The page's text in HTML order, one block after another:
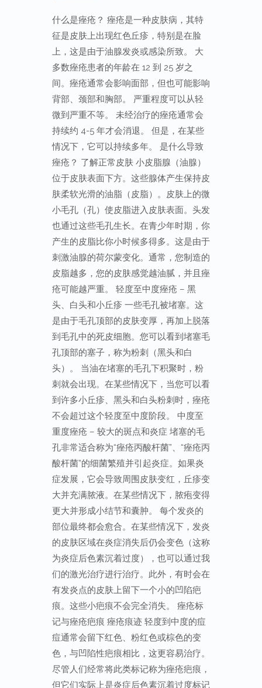
什么是痤疮？ 痤疮是一种皮肤病，其特
征是皮肤上出现红色丘疹，特别是在脸
上，这是由于油腺发炎或感染所致。 大
多数痤疮患者的年龄在 12 到 25 岁之
间。痤疮通常会影响面部，但也可能影响
背部、颈部和胸部。 严重程度可以从轻
微到严重不等。 未经治疗的痤疮通常会
持续约 4-5 年才会消退。 但是，在某些
情况下，它可以持续多年。 是什么导致
痤疮？ 了解正常皮肤 小皮脂腺（油腺）
位于皮肤表面下方。这些腺体产生保持皮
肤柔软光滑的油脂（皮脂）。皮肤上的微
小毛孔（孔）使皮脂进入皮肤表面。头发
也通过这些毛孔生长。在青少年时期，你
产生的皮脂比你小时候多得多。这是由于
刺激油腺的荷尔蒙变化。通常，您制造的
皮脂越多，您的皮肤感觉越油腻，并且痤
疮可能越严重。 轻度至中度痤疮 – 黑
头、白头和小丘疹 一些毛孔被堵塞。这
是由于毛孔顶部的皮肤变厚，再加上脱落
到毛孔中的死皮细胞。您可以看到堵塞毛
孔顶部的塞子，称为粉刺（黑头和白
头）。 当油在堵塞的毛孔下积聚时，粉
刺就会出现。在某些情况下，当您可以看
到许多小丘疹、黑头和白头粉刺时，痤疮
不会超过这个轻度至中度阶段。 中度至
重度痤疮 – 较大的斑点和炎症 堵塞的毛
孔非常适合称为“痤疮丙酸杆菌”、“痤疮丙
酸杆菌”的细菌繁殖并引起炎症。如果炎
症发展，它会导致周围皮肤变红，丘疹变
大并充满脓液。在某些情况下，脓疱变得
更大并形成小结节和囊肿。 每个发炎的
部位最终都会愈合。在某些情况下，发炎
的皮肤区域在炎症消失后仍会变色（这称
为炎症后色素沉着过度），也可以通过我
们的激光治疗进行治疗。此外，有时会在
有发炎点的皮肤上留下一个小的凹陷疤
痕。这些小疤痕不会完全消失。 痤疮标
记与痤疮疤痕 痤疮痕迹 轻度到中度的痘
痘通常会留下红色、粉红色或棕色的变
色，与凹陷性疤痕相比，这更容易治疗。
尽管人们经常将此类标记称为痤疮疤痕，
但它们实际上是炎症后色素沉着过度标记